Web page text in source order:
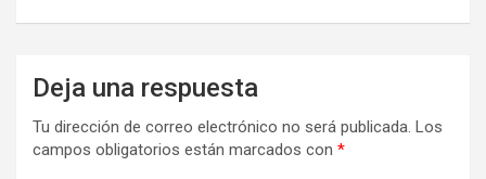
Deja una respuesta
Tu dirección de correo electrónico no será publicada. Los
campos obligatorios están marcados con *